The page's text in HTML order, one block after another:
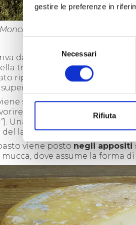
gestire le preferenze in
del
consenso
Necessari
Rifiuta
(Elio Pallard).
dalla lavorazione della
tradizione dell’alpeggio la
riposare in ampie vasche
formando uno
successivamente
il processo di
). Una volta zangolato il burro
latticello residuo.
viene posto negli appositi
dove assume la forma